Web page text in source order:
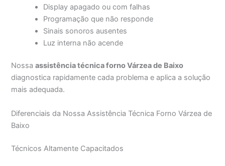
Display apagado ou com falhas
Programação que não responde
Sinais sonoros ausentes
Luz interna não acende
Nossaassistência técnica forno Várzea de Baixo
diagnostica rapidamente cada problema e aplica a solução
mais adequada.
Diferenciais da Nossa Assistência Técnica Forno Várzea de
Baixo
Técnicos Altamente Capacitados